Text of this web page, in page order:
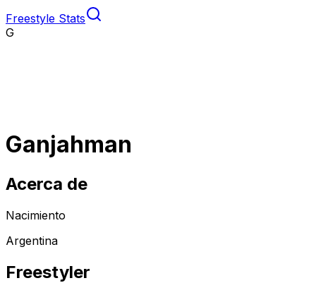
Freestyle Stats
G
Ganjahman
Acerca de
Nacimiento
Argentina
Freestyler